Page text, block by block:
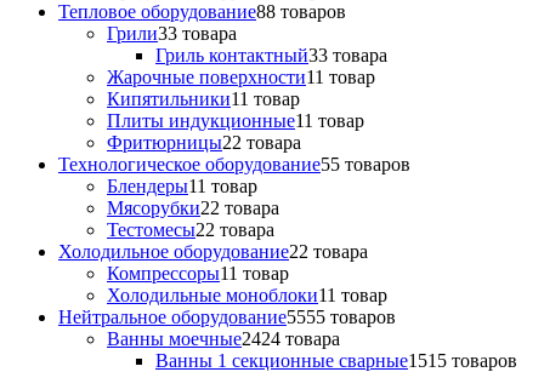
Тепловое оборудование88 товаров
Грили33 товара
Гриль контактный33 товара
Жарочные поверхности11 товар
Кипятильники11 товар
Плиты индукционные11 товар
Фритюрницы22 товара
Технологическое оборудование55 товаров
Блендеры11 товар
Мясорубки22 товара
Тестомесы22 товара
Холодильное оборудование22 товара
Компрессоры11 товар
Холодильные моноблоки11 товар
Нейтральное оборудование5555 товаров
Ванны моечные2424 товара
Ванны 1 секционные сварные1515 товаров